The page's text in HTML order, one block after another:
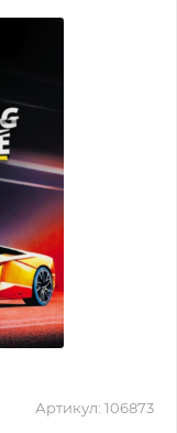
Артикул: 106873